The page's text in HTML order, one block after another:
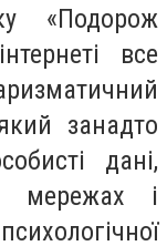
«Подорож
все
занадто
дані,
мережах і